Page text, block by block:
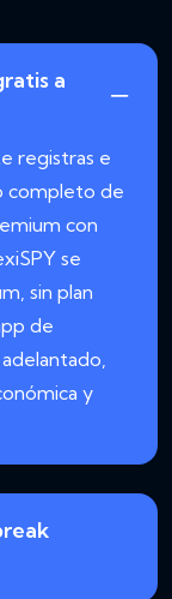
a
registras e
completo de
con
se
sin plan
de
y